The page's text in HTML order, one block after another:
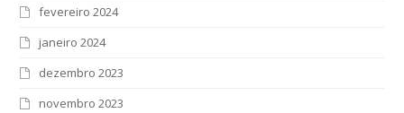
fevereiro 2024
janeiro 2024
dezembro 2023
novembro 2023